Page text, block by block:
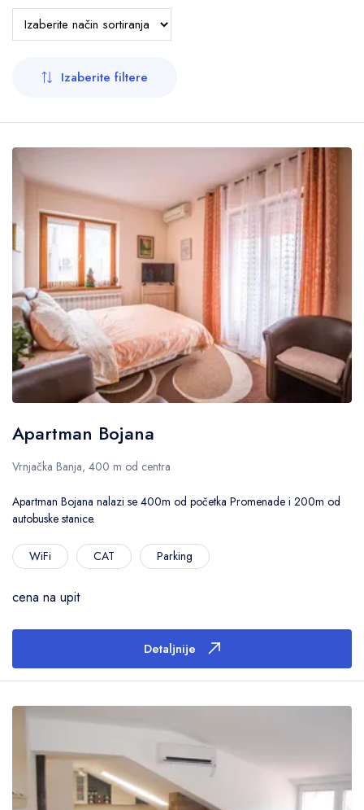
Izaberite filtere
Pansionske usluge
Noćenje sa doručkom
Polupansion
Parking
U garaži
Na ulici
Ispred objekta
Udaljenost od centra
0 km- 10 km
Apartman Bojana
Vrnjačka Banja, 400 m od centra
Apartman Bojana nalazi se 400m od početka Promenade i 200m od
autobuske stanice.
WiFi CAT Parking
cena na upit
Detaljnije